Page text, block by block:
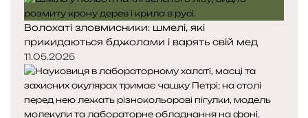
р
і
п
Волохаті зловмисники: шмелі, які
прикидаються бджолами і варять свій мед
11.05.2025